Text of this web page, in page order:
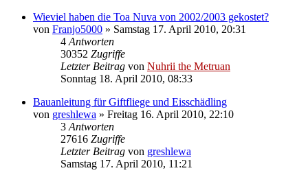
Wieviel haben die Toa Nuva von 2002/2003 gekostet?
von Franjo5000 » Samstag 17. April 2010, 20:31
4 Antworten
30352 Zugriffe
Letzter Beitrag von Nuhrii the Metruan
Sonntag 18. April 2010, 08:33
Bauanleitung für Giftfliege und Eisschädling
von greshlewa » Freitag 16. April 2010, 22:10
3 Antworten
27616 Zugriffe
Letzter Beitrag von greshlewa
Samstag 17. April 2010, 11:21